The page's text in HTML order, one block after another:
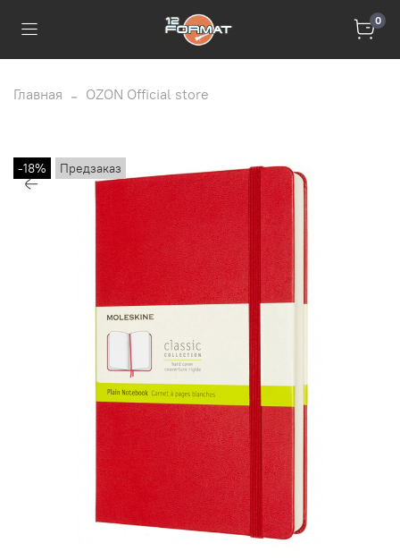
0
Главная OZON Official store
-18% Предзаказ